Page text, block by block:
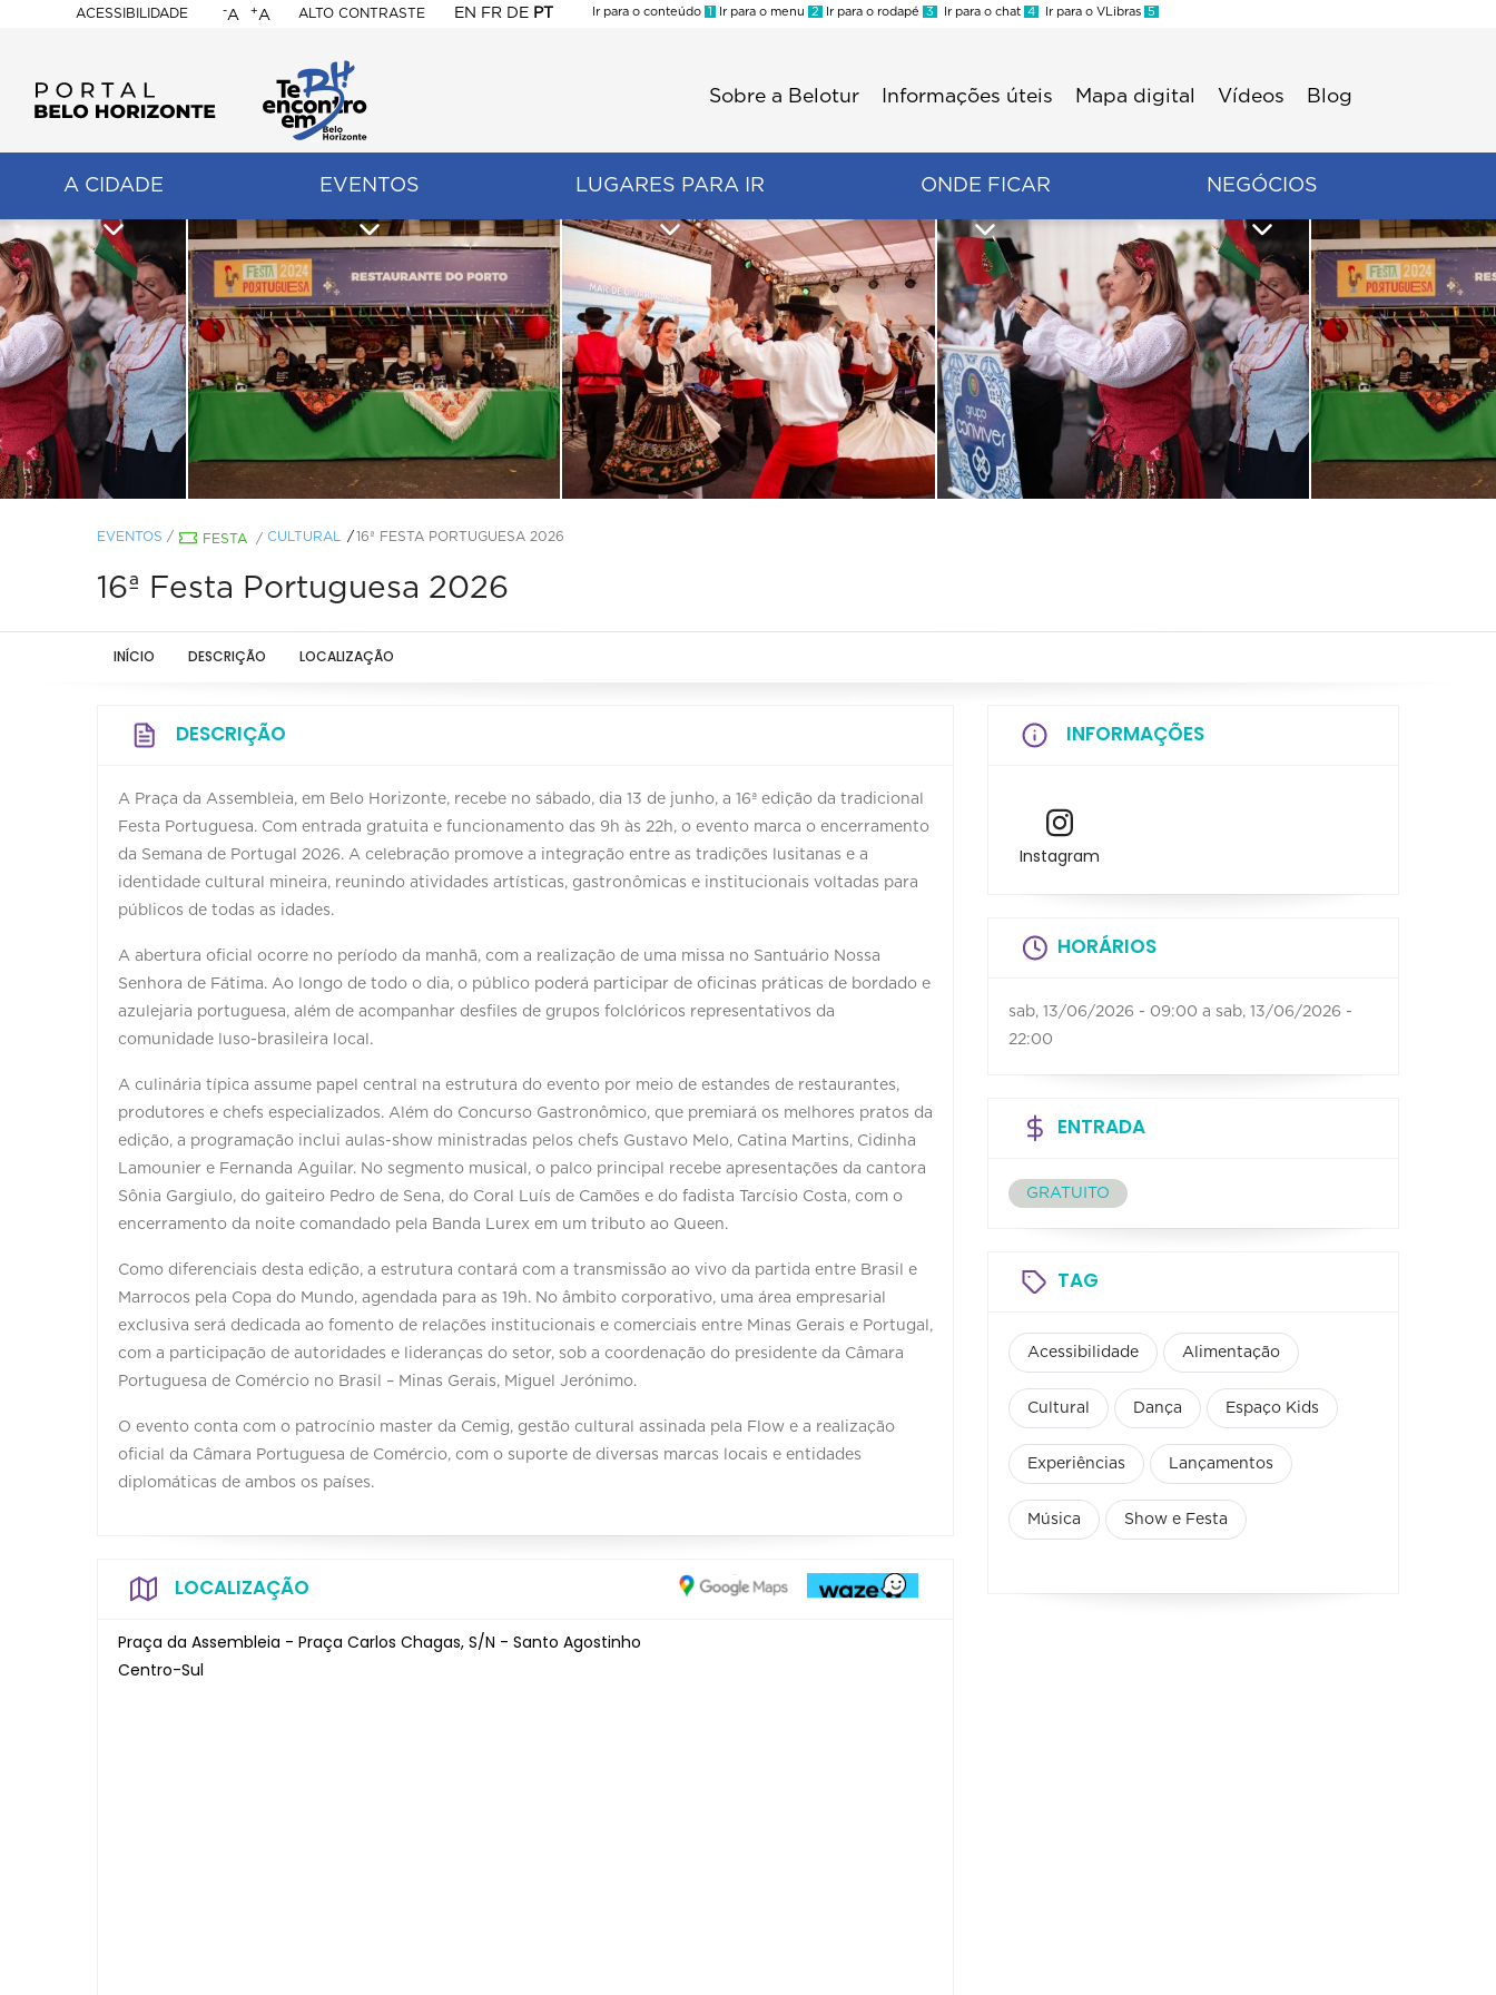
ACESSIBILIDADE
BELO
HORIZONTE
-A +A ALTO CONTRASTE EN FR DE PT
Ir para o conteúdo 1 Ir para o menu 2 Ir para o rodapé 3 Ir para o chat 4 Ir para o VLibras 5
Sobre a Belotur Informações úteis Mapa digital Vídeos Blog
A CIDADE EVENTOS LUGARES PARA IR ONDE FICAR NEGÓCIOS
EVENTOS / FESTA / CULTURAL 16ª FESTA PORTUGUESA 2026
16ª Festa Portuguesa 2026
INÍCIO DESCRIÇÃO LOCALIZAÇÃO
DESCRIÇÃO
A Praça da Assembleia, em Belo Horizonte, recebe no sábado, dia 13 de junho, a 16ª edição da tradicional
Festa Portuguesa. Com entrada gratuita e funcionamento das 9h às 22h, o evento marca o encerramento
da Semana de Portugal 2026. A celebração promove a integração entre as tradições lusitanas e a
identidade cultural mineira, reunindo atividades artísticas, gastronômicas e institucionais voltadas para
públicos de todas as idades.
A abertura oficial ocorre no período da manhã, com a realização de uma missa no Santuário Nossa
Senhora de Fátima. Ao longo de todo o dia, o público poderá participar de oficinas práticas de bordado e
azulejaria portuguesa, além de acompanhar desfiles de grupos folclóricos representativos da
comunidade luso-brasileira local.
A culinária típica assume papel central na estrutura do evento por meio de estandes de restaurantes,
produtores e chefs especializados. Além do Concurso Gastronômico, que premiará os melhores pratos da
edição, a programação inclui aulas-show ministradas pelos chefs Gustavo Melo, Catina Martins, Cidinha
Lamounier e Fernanda Aguilar. No segmento musical, o palco principal recebe apresentações da cantora
Sônia Gargiulo, do gaiteiro Pedro de Sena, do Coral Luís de Camões e do fadista Tarcísio Costa, com o
encerramento da noite comandado pela Banda Lurex em um tributo ao Queen.
Como diferenciais desta edição, a estrutura contará com a transmissão ao vivo da partida entre Brasil e
Marrocos pela Copa do Mundo, agendada para as 19h. No âmbito corporativo, uma área empresarial
exclusiva será dedicada ao fomento de relações institucionais e comerciais entre Minas Gerais e Portugal,
com a participação de autoridades e lideranças do setor, sob a coordenação do presidente da Câmara
Portuguesa de Comércio no Brasil – Minas Gerais, Miguel Jerónimo.
O evento conta com o patrocínio master da Cemig, gestão cultural assinada pela Flow e a realização
oficial da Câmara Portuguesa de Comércio, com o suporte de diversas marcas locais e entidades
diplomáticas de ambos os países.
LOCALIZAÇÃO
Praça da Assembleia - Praça Carlos Chagas, S/N - Santo Agostinho
Centro-Sul
INFORMAÇÕES
Instagram
HORÁRIOS
sab, 13/06/2026 - 09:00 a sab, 13/06/2026 -
22:00
ENTRADA
GRATUITO
TAG
Acessibilidade Alimentação
Cultural Dança Espaço Kids
Experiências Lançamentos
Música Show e Festa